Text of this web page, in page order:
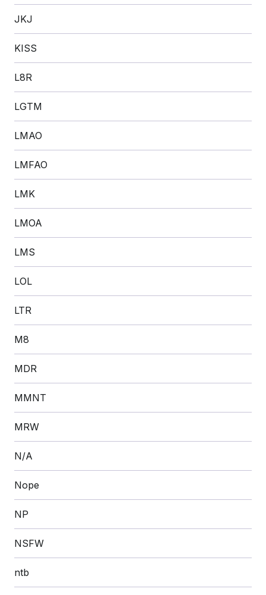
JKJ
KISS
L8R
LGTM
LMAO
LMFAO
LMK
LMOA
LMS
LOL
LTR
M8
MDR
MMNT
MRW
N/A
Nope
NP
NSFW
ntb